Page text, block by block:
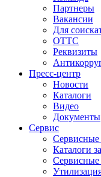
Партнеры
Вакансии
Для
ОТТС
Реквизиты
Пресс-центр
Новости
Каталоги
Видео
Документы
Сервис
Сервисные
Каталоги